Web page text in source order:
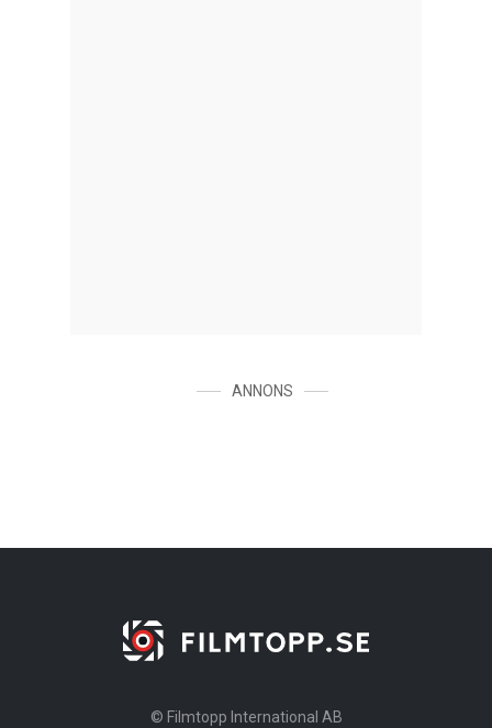
ANNONS
© Filmtopp International AB